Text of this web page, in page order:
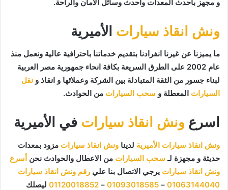
و مجهز بأحدث المعدات وأحدث وسائل الأمان والراحة.
ونش انقاذ سيارات الأميرية
ما يميزنا عن غيرنا انفرادنا بتقديم خدماتنا باحترافية عالية ونعمل منذ
عام 2002 على الطرق السريعة بكافة انحاء جمهورية مصر العربية
لبناء جسور من الثقة المتبادلة بين الشركة وعملائها و انقاذ و نقل
السيارات المعطلة و سحب السيارات من الحوادث.
اسرع ونش انقاذ سيارات في الأميرية
ونش انقاذ سيارات الأميرية لدينا ونش انقاذ سيارات مزود بمعدات
حديثة و مجهزة لـ سحب السيارات من الاعطال والحوادث نحن أسرع
ونش انقاذ سيارات يرجي الاتصال بنا علي رقم ونش انقاذ سيارات
01063144040
–
01093018585
–
01120018852 ليصلك